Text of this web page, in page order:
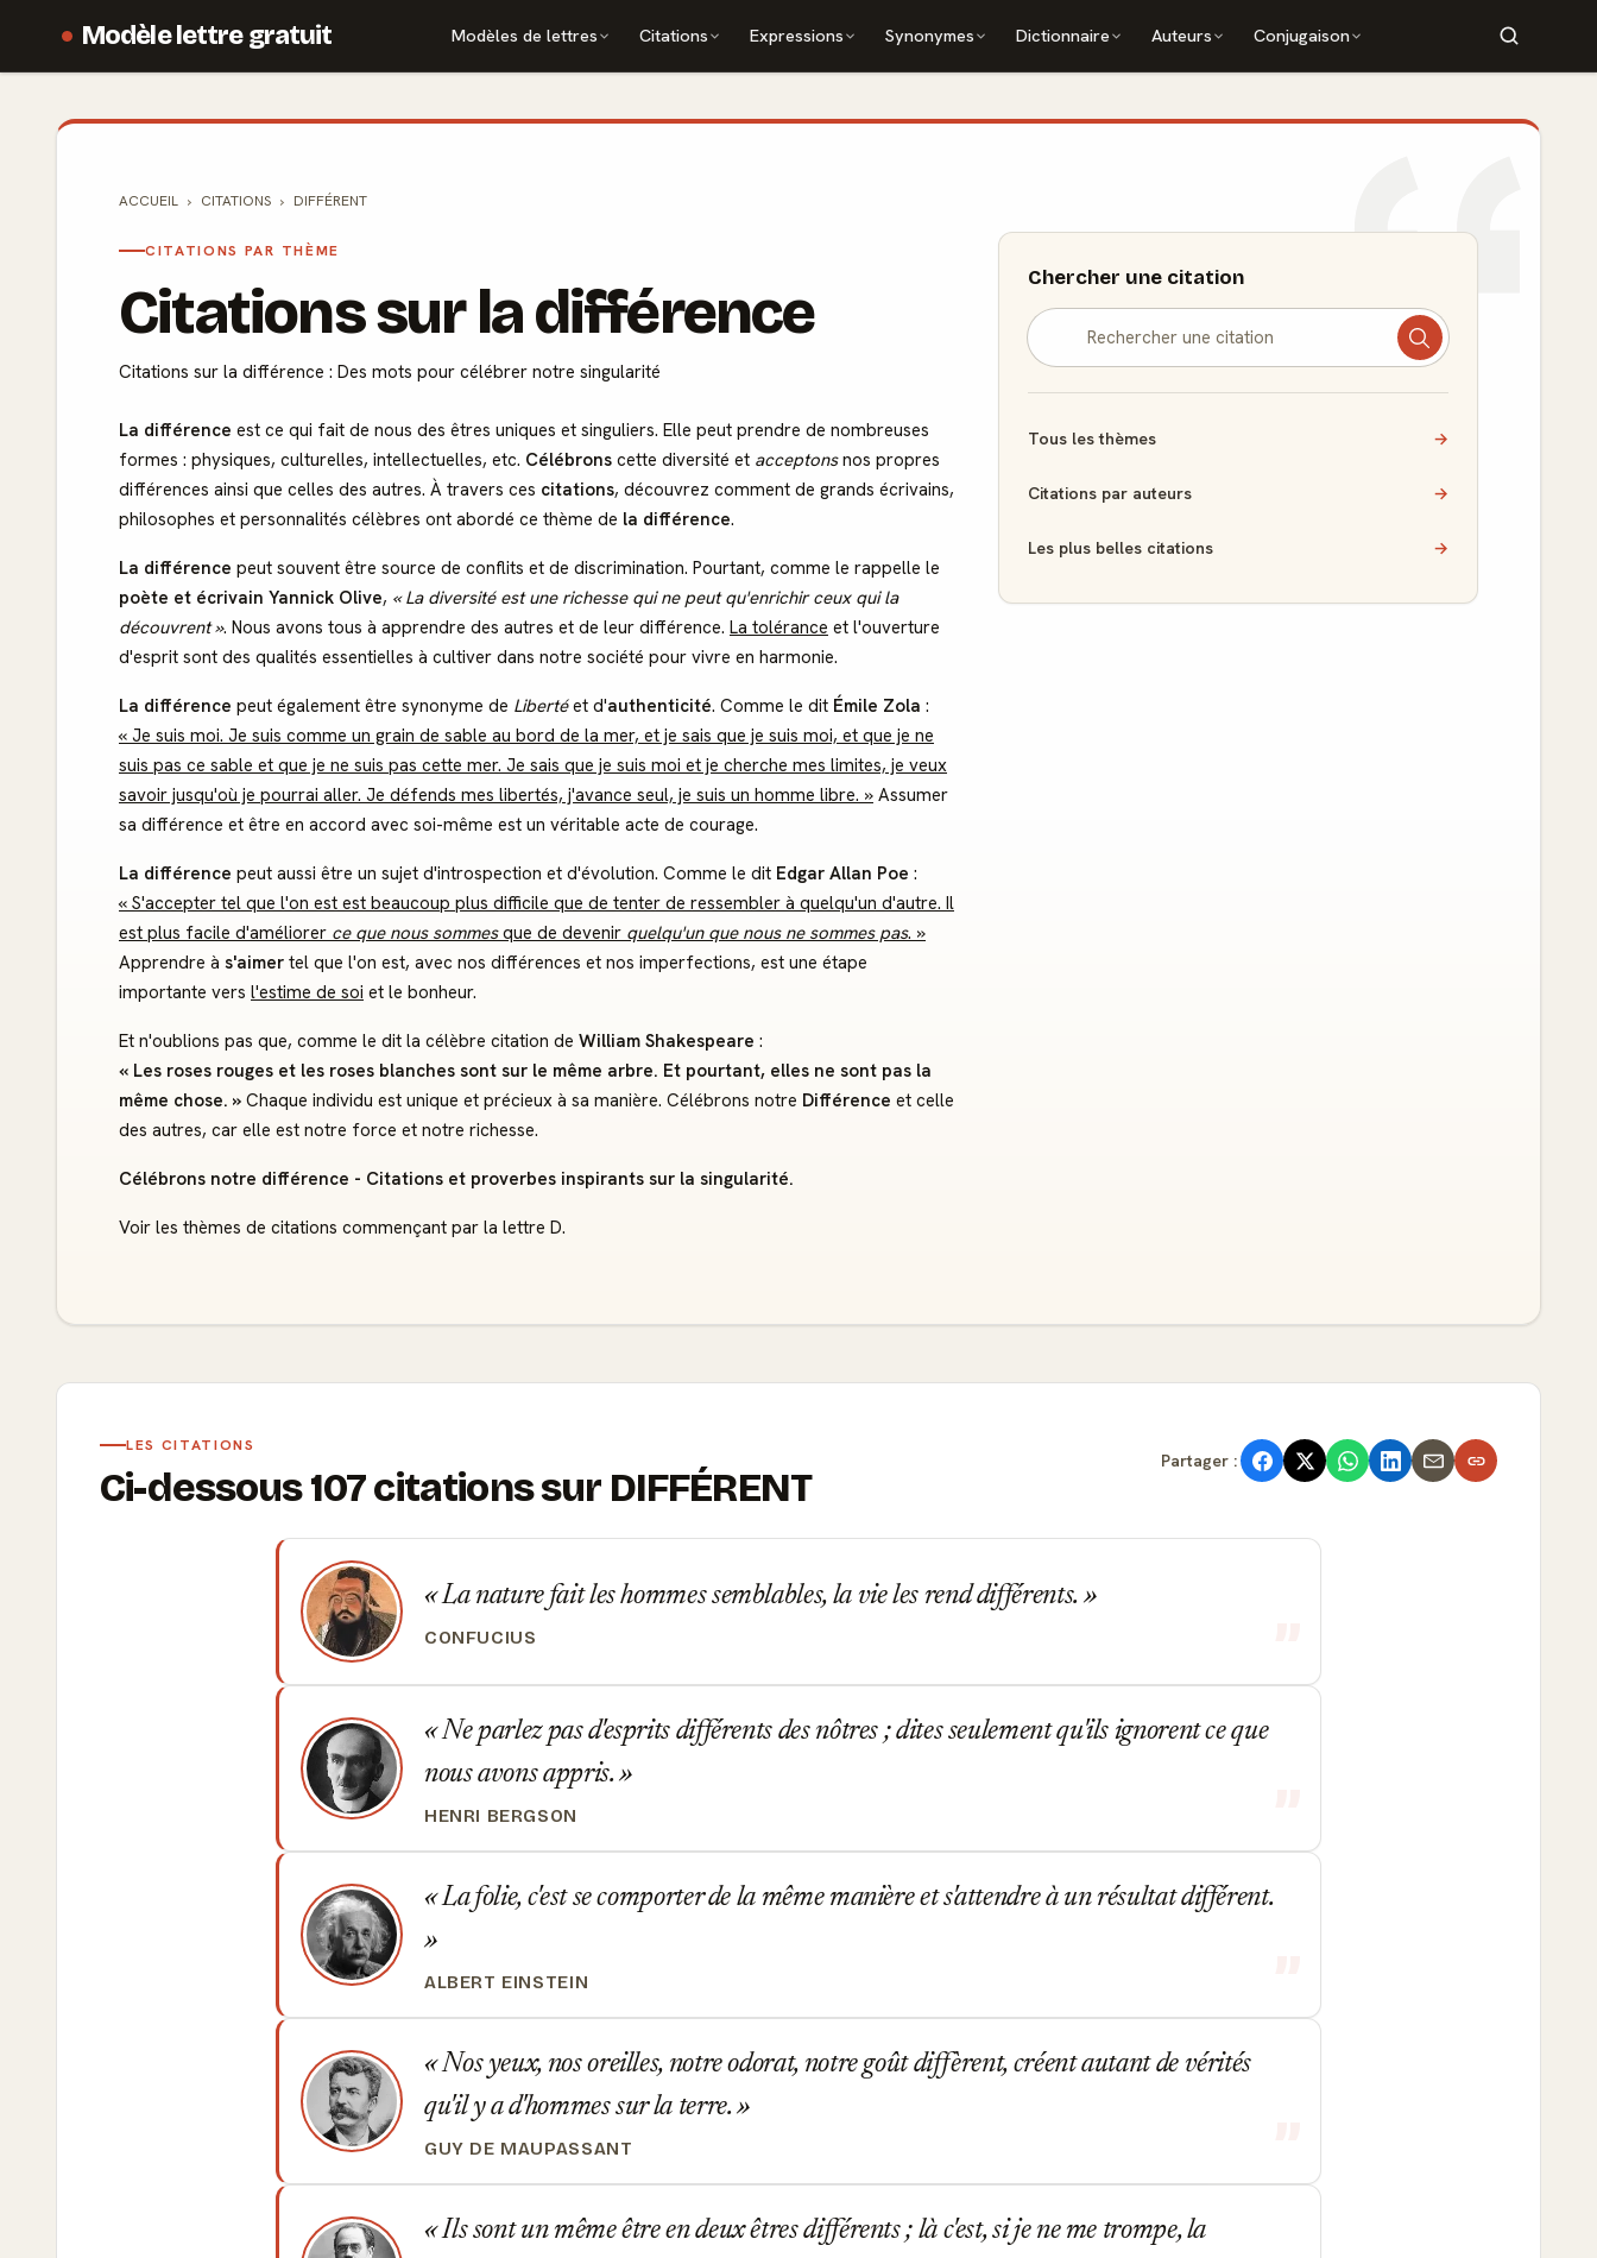
Modèle lettre gratuit Modèles de lettres Citations Expressions Synonymes Dictionnaire Auteurs Conjugaison
ACCUEIL CITATIONS DIFFÉRENT
CITATIONS PAR THÈME
Citations sur la différence
Citations sur la différence : Des mots pour célébrer notre singularité
La différence est ce qui fait de nous des êtres uniques et singuliers. Elle peut prendre de nombreuses
formes : physiques, culturelles, intellectuelles, etc. Célébrons cette diversité et acceptonsnos propres
différences ainsi que celles des autres. À travers ces citations, découvrez comment de grands écrivains,
philosophes et personnalités célèbres ont abordé ce thème de la différence.
La différence peut souvent être source de conflits et de discrimination. Pourtant, comme le rappelle le
poète et écrivain Yannick Olive, « La diversité est une richesse qui ne peut qu'enrichir ceux qui la
découvrent ». Nous avons tous à apprendre des autres et de leur différence. La tolérance et l'ouverture
d'esprit sont des qualités essentielles à cultiver dans notre société pour vivre en harmonie.
La différence peut également être synonyme de Libertéet d'authenticité. Comme le dit Émile Zola :
« Je suis moi. Je suis comme un grain de sable au bord de la mer, et je sais que je suis moi, et que je ne
suis pas ce sable et que je ne suis pas cette mer. Je sais que je suis moi et je cherche mes limites, je veux
savoir jusqu'où je pourrai aller. Je défends mes libertés, j'avance seul, je suis un homme libre. » Assumer
sa différence et être en accord avec soi-même est un véritable acte de courage.
La différence peut aussi être un sujet d'introspection et d'évolution. Comme le dit Edgar Allan Poe :
« S'accepter tel que l'on est est beaucoup plus difficile que de tenter de ressembler à quelqu'un d'autre. Il
est plus facile d'améliorer ce que nous sommesque de devenir quelqu'un que nous ne sommes pas. »
Apprendre à s'aimer tel que l'on est, avec nos différences et nos imperfections, est une étape
importante vers l'estime de soi et le bonheur.
Et n'oublions pas que, comme le dit la célèbre citation de William Shakespeare :
« Les roses rouges et les roses blanches sont sur le même arbre. Et pourtant, elles ne sont pas la
même chose. » Chaque individu est unique et précieux à sa manière. Célébrons notre Différence et celle
des autres, car elle est notre force et notre richesse.
Célébrons notre différence - Citations et proverbes inspirants sur la singularité.
Voir les thèmes de citations commençant par la lettre D.
Chercher une citation
Tous les thèmes →
Citations par auteurs →
Les plus belles citations →
LES CITATIONS
Ci-dessous 107 citations sur DIFFÉRENT
Partager :
La nature fait les hommes semblables, la vie les rend différents.
CONFUCIUS
Ne parlez pas d'esprits différents des nôtres ; dites seulement qu'ils ignorent ce que
nous avons appris.
HENRI BERGSON
La folie, c'est se comporter de la même manière et s'attendre à un résultat différent.
ALBERT EINSTEIN
Nos yeux, nos oreilles, notre odorat, notre goût diffèrent, créent autant de vérités
qu'il y a d'hommes sur la terre.
GUY DE MAUPASSANT
Ils sont un même être en deux êtres différents ; là c'est, si je ne me trompe, la